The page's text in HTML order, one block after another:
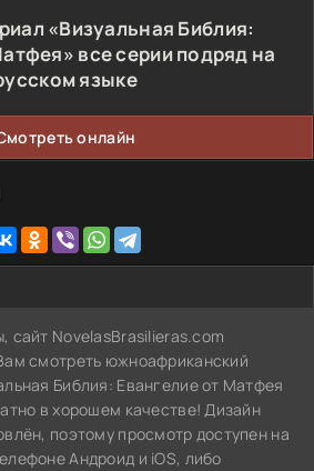
«Визуальная Библия:
все серии подряд на
языке
онлайн
сайт NovelasBrasilieras.com
смотреть южноафриканский
Библия: Евангелие от Матфея
в хорошем качестве! Дизайн
поэтому просмотр доступен на
Андроид и iOS, либо